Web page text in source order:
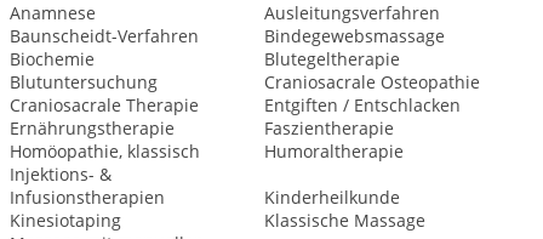
Anamnese
Ausleitungsverfahren
Baunscheidt-Verfahren
Bindegewebsmassage
Biochemie
Blutegeltherapie
Blutuntersuchung
Craniosacrale Osteopathie
Craniosacrale Therapie
Entgiften / Entschlacken
Ernährungstherapie
Faszientherapie
Homöopathie, klassisch
Humoraltherapie
Injektions- &
Infusionstherapien
Kinderheilkunde
Kinesiotaping
Klassische Massage